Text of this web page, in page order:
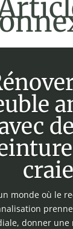
craie
monde où le
donner une